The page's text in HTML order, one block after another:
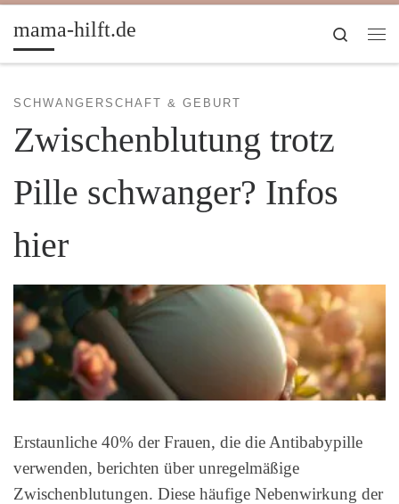
Zum Inhalt springen
mama-hilft.de
Search
SCHWANGERSCHAFT & GEBURT
Zwischenblutung trotz
Pille schwanger? Infos
hier
Erstaunliche 40% der Frauen, die die Antibabypille
verwenden, berichten über unregelmäßige
Zwischenblutungen. Diese häufige Nebenwirkung der